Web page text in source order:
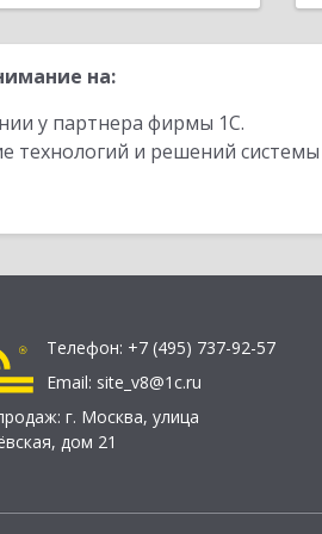
на:
у партнера фирмы 1С.
технологий и решений
Телефон: +7 (495) 737-92-57
Email: site_v8@1c.ru
г. Москва, улица
дом 21